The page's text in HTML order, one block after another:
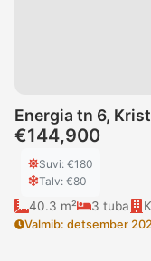
Energia tn 6,
€144,900
Suvi: €180
Talv: €80
40.3 m² 3 tuba
Valmib: detsember